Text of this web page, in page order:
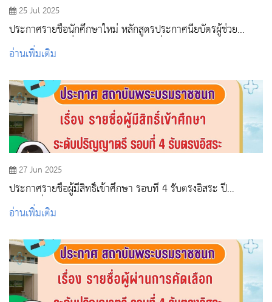
25 Jul 2025
ประกาศรายชื่อนักศึกษาใหม่ หลักสูตรประกาศนียบัตรผู้ช่วย
พยาบาล ระดับต่ำกว่าปริญญาตรี รอบที่ 5 ปีการศึกษา 2568
อ่านเพิ่มเติม
27 Jun 2025
ประกาศรายชื่อผู้มีสิทธิ์เข้าศึกษา รอบที่ 4 รับตรงอิสระ ปี
2568(เพิ่มเติม)
อ่านเพิ่มเติม